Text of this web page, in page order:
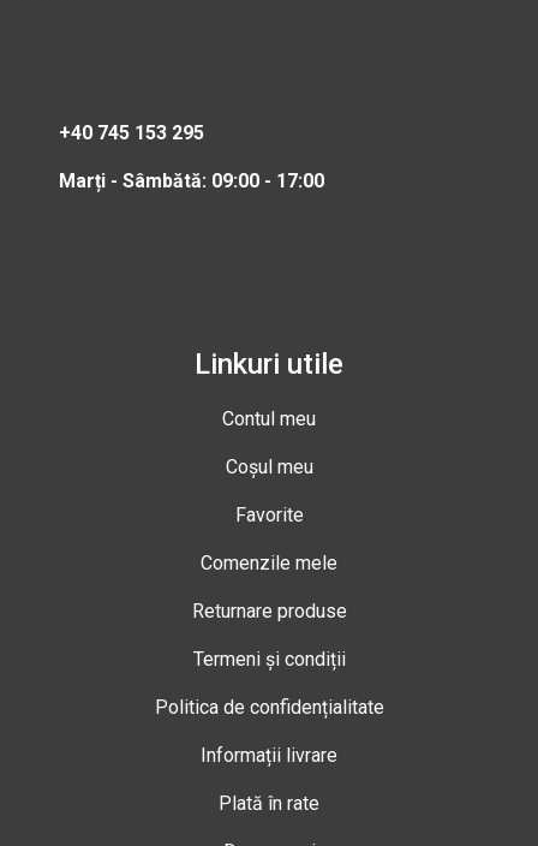
+40 745 153 295
Marți - Sâmbătă: 09:00 - 17:00
Linkuri utile
Contul meu
Coșul meu
Favorite
Comenzile mele
Returnare produse
Termeni și condiții
Politica de confidențialitate
Informații livrare
Plată în rate